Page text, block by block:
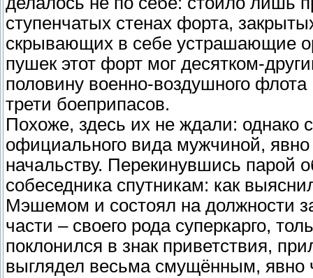
ступенчатых стенах форта,
скрывающих в себе устрашающие
пушек этот форт мог десятком-
половину военно-воздушного
трети боеприпасов.
Похоже, здесь их не ждали: однако
официального вида мужчиной,
начальству. Перекинувшись парой
собеседника спутникам: как
Мэшемом и состоял на должности
части – своего рода суперкарго,
поклонился в знак приветствия,
выглядел весьма смущённым, явно